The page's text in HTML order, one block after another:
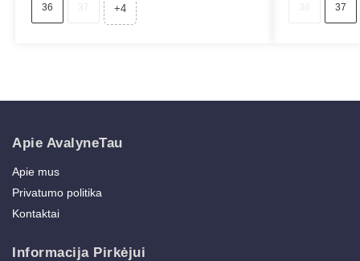
36 +4 37
Apie AvalyneTau
Apie mus
Privatumo politika
Kontaktai
Informacija Pirkėjui